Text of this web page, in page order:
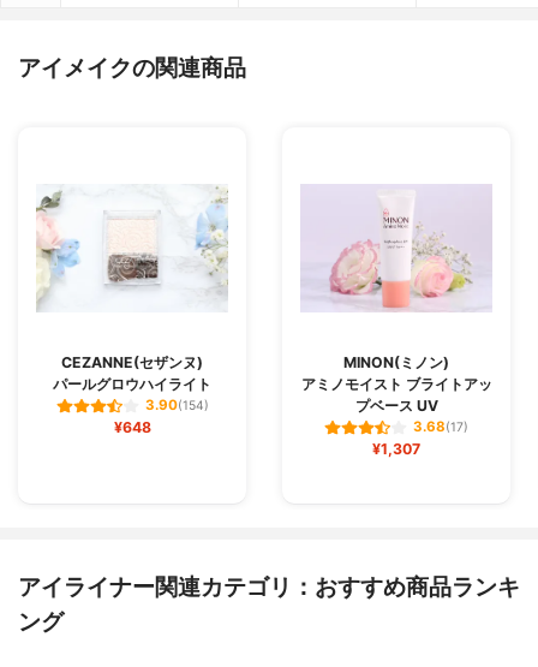
アイメイクの関連商品
CEZANNE(セザンヌ)
パールグロウハイライト
3.90(154)
¥648
MINON(ミノン)
アミノモイスト ブライトアッ
プベース UV
3.68(17)
¥1,307
アイライナー関連カテゴリ：おすすめ商品ランキ
ング